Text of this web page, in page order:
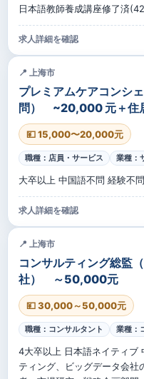
日本語教師養成講座修了済
求人詳細を確認
📍 上海市
プレミアムケアコンシ
問） ~20,000 元＋住
💴 15,000〜20,000元
職種：店員・サービス 業種：
大卒以上 中国語不問 経験不
求人詳細を確認
📍 上海市
コンサルティング総監
社） ～50,000元
💴 30,000～50,000元
職種：コンサルタント 業種：
4大卒以上 日本語ネイティブ
ティング、ビッグデータ会社